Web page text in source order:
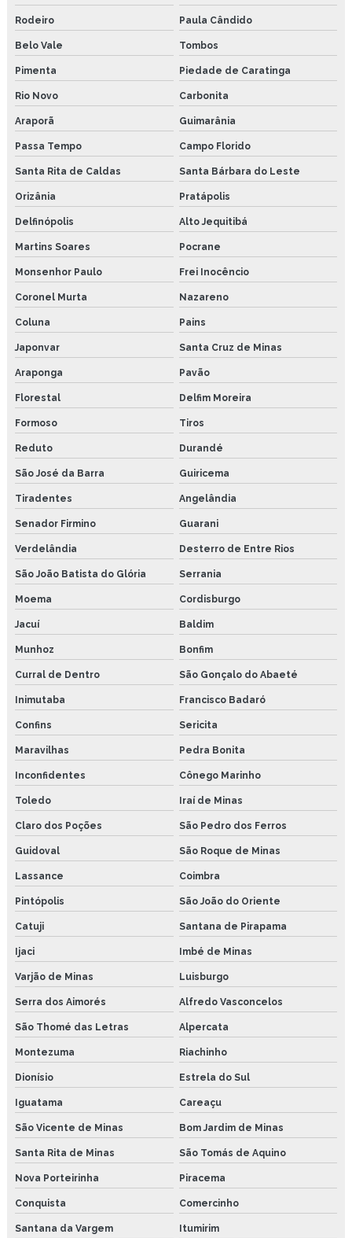
Rodeiro Paula Cândido
Belo Vale Tombos
Pimenta Piedade de Caratinga
Rio Novo Carbonita
Araporã Guimarânia
Passa Tempo Campo Florido
Santa Rita de Caldas Santa Bárbara do Leste
Orizânia Pratápolis
Delfinópolis Alto Jequitibá
Martins Soares Pocrane
Monsenhor Paulo Frei Inocêncio
Coronel Murta Nazareno
Coluna Pains
Japonvar Santa Cruz de Minas
Araponga Pavão
Florestal Delfim Moreira
Formoso Tiros
Reduto Durandé
São José da Barra Guiricema
Tiradentes Angelândia
Senador Firmino Guarani
Verdelândia Desterro de Entre Rios
São João Batista do Glória Serrania
Moema Cordisburgo
Jacuí Baldim
Munhoz Bonfim
Curral de Dentro São Gonçalo do Abaeté
Inimutaba Francisco Badaró
Confins Sericita
Maravilhas Pedra Bonita
Inconfidentes Cônego Marinho
Toledo Iraí de Minas
Claro dos Poções São Pedro dos Ferros
Guidoval São Roque de Minas
Lassance Coimbra
Pintópolis São João do Oriente
Catuji Santana de Pirapama
Ijaci Imbé de Minas
Varjão de Minas Luisburgo
Serra dos Aimorés Alfredo Vasconcelos
São Thomé das Letras Alpercata
Montezuma Riachinho
Dionísio Estrela do Sul
Iguatama Careaçu
São Vicente de Minas Bom Jardim de Minas
Santa Rita de Minas São Tomás de Aquino
Nova Porteirinha Piracema
Conquista Comercinho
Santana da Vargem Itumirim